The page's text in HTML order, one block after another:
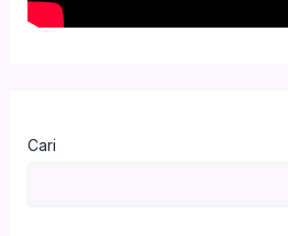
Cari